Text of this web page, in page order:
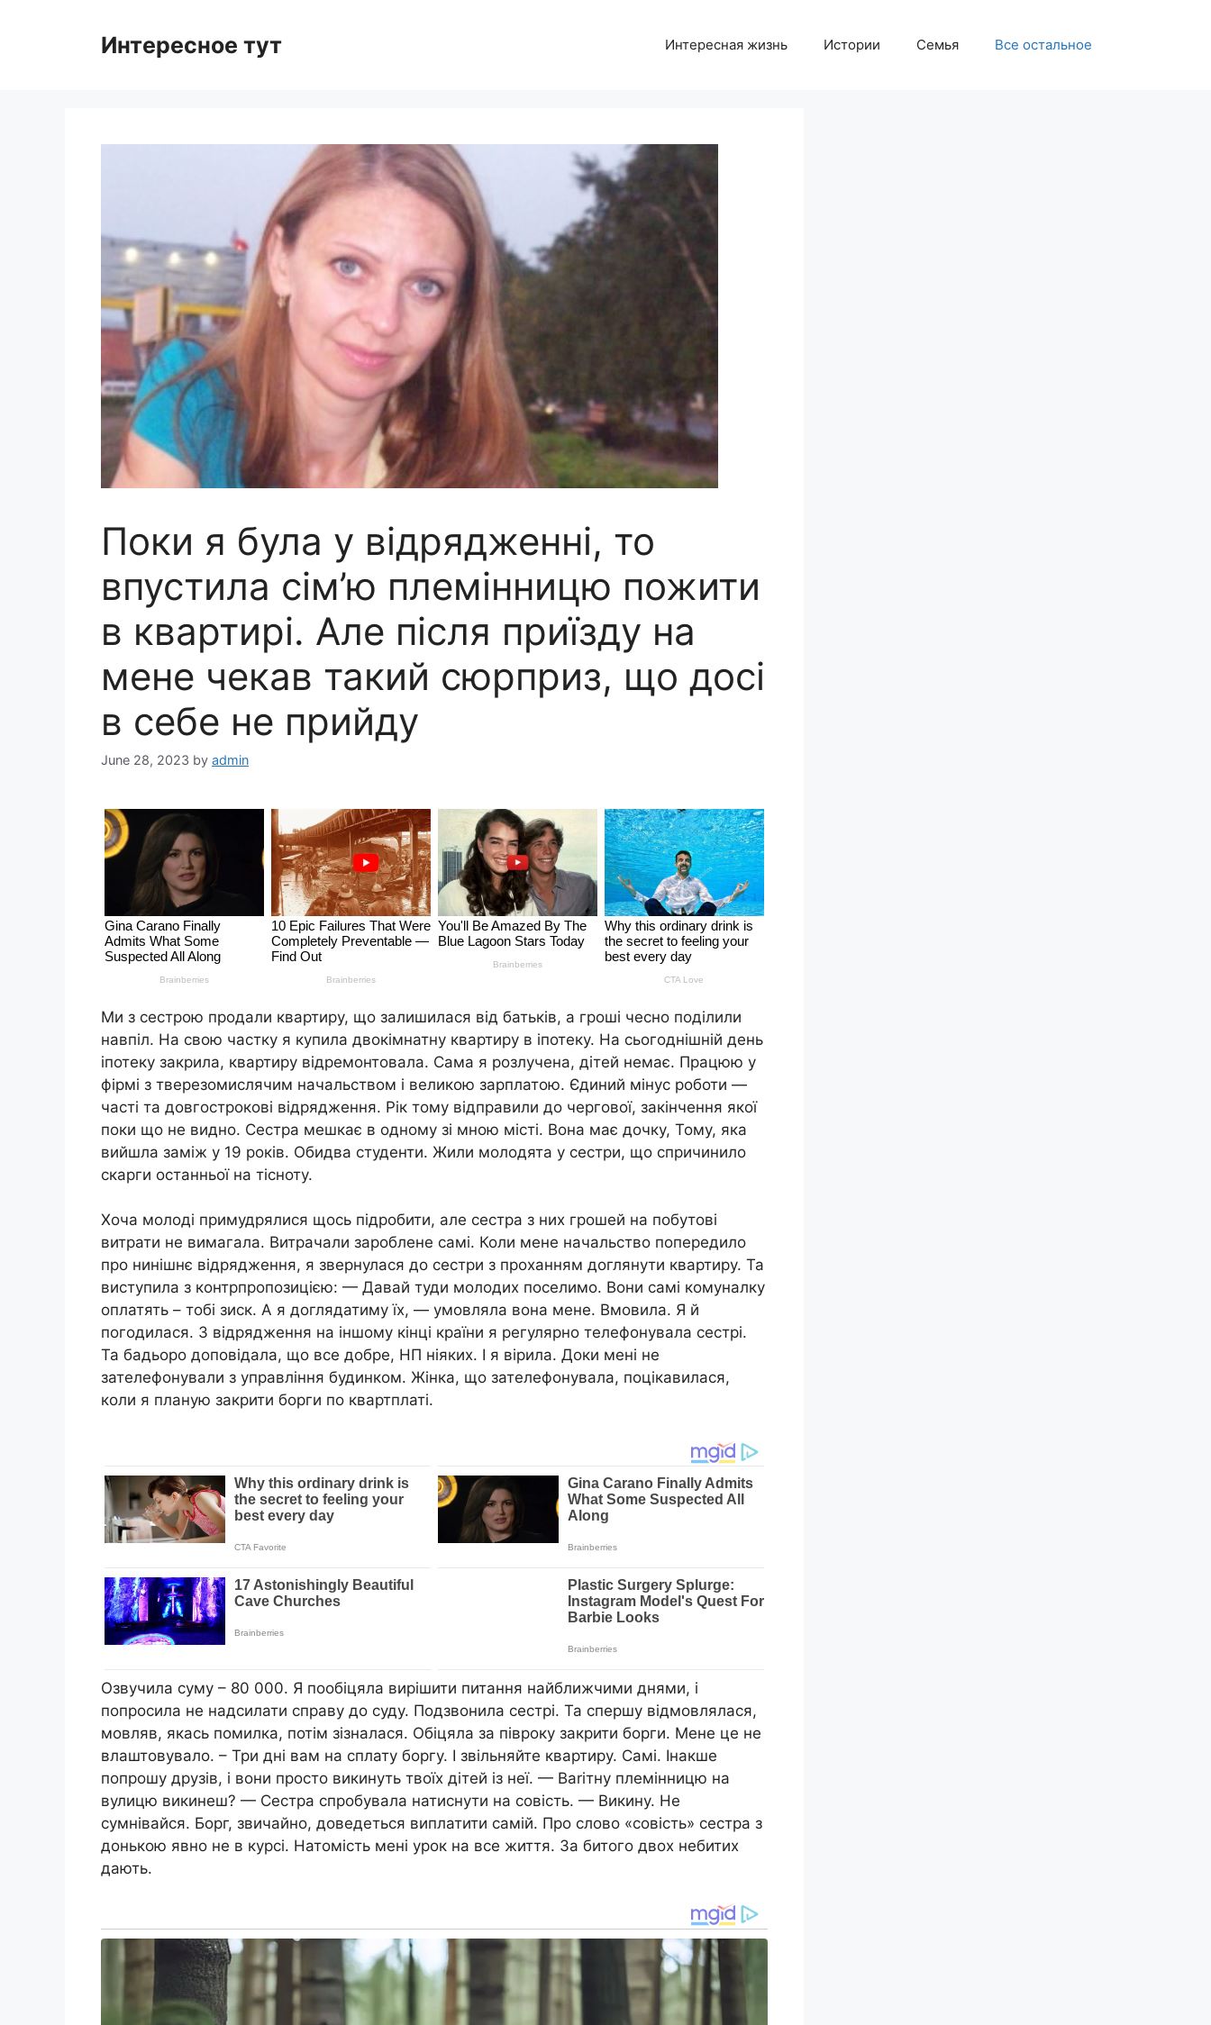
Интересное тут Интересная жизнь Истории Семья Все остальное
Поки я була у відрядженні, то
впустила сім’ю племінницю пожити
в квартирі. Але після приїзду на
мене чекав такий сюрприз, що досі
в себе не прийду
June 28, 2023 by admin
Ми з сестрою продали квартиру, що залишилася від батьків, а гроші чесно поділили
навпіл. На свою частку я купила двокімнатну квартиру в іпотеку. На сьогоднішній день
іпотеку закрила, квартиру відремонтовала. Сама я розлучена, дітей немає. Працюю у
фірмі з тверезомислячим начальством і великою зарплатою. Єдиний мінус роботи —
часті та довгострокові відрядження. Рік тому відправили до чергової, закінчення якої
поки що не видно. Сестра мешкає в одному зі мною місті. Вона має дочку, Тому, яка
вийшла заміж у 19 років. Обидва студенти. Жили молодята у сестри, що спричинило
скарги останньої на тісноту.
Хоча молоді примудрялися щось підробити, але сестра з них грошей на побутові
витрати не вимагала. Витрачали зароблене самі. Коли мене начальство попередило
про нинішнє відрядження, я звернулася до сестри з проханням доглянути квартиру. Та
виступила з контрпропозицією: — Давай туди молодих поселимо. Вони самі комуналку
оплатять – тобі зиск. А я доглядатиму їх, — умовляла вона мене. Вмовила. Я й
погодилася. З відрядження на іншому кінці країни я регулярно телефонувала сестрі.
Та бадьоро доповідала, що все добре, HП ніяких. І я вірила. Доки мені не
зателефонували з управління будинком. Жінка, що зателефонувала, поцікавилася,
коли я планую закрити борги по квартплаті.
Озвучила суму – 80 000. Я пообіцяла вирішити питання найближчими днями, і
попросила не надсилати справу до суду. Подзвонила сестрі. Та спершу відмовлялася,
мовляв, якась помилка, потім зізналася. Обіцяла за півроку закрити борги. Мене це не
влаштовувало. – Три дні вам на сплату боргу. І звільняйте квартиру. Самі. Інакше
попрошу друзів, і вони просто викинyть твоїх дітей із неї. — Вariтну племінницю на
вулицю викинеш? — Сестра спробувала натиснути на совість. — Викину. Не
сумнівайся. Борг, звичайно, доведеться виплатити самій. Про слово «совість» сестра з
донькою явно не в курсі. Натомість мені урок на все життя. За битого двох небитих
дають.